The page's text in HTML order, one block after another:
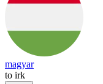
magyar
to irk